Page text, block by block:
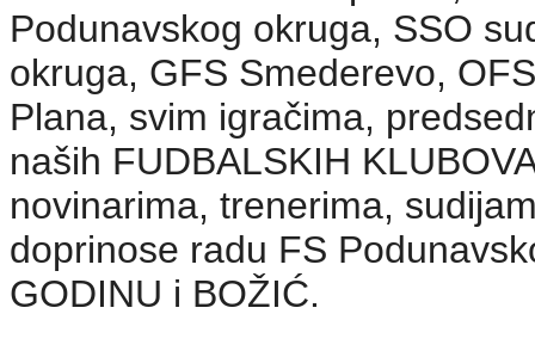
Podunavskog okruga, SSO
okruga, GFS Smederevo,
Plana, svim igračima,
naših FUDBALSKIH
novinarima, trenerima,
doprinose radu FS
GODINU i BOŽIĆ.